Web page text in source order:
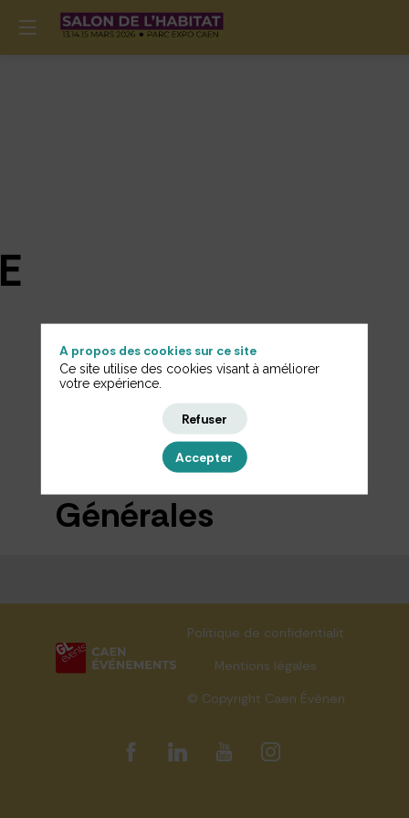
Informations
Générales
Politique de confidentialité
Mentions légales
© Copyright Caen Événements 2025
A propos des cookies sur ce site
Ce site utilise des cookies visant à améliorer
votre expérience.
Refuser
Accepter